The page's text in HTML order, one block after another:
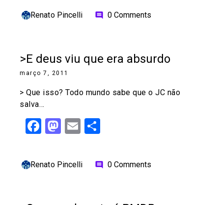
Renato Pincelli comment 0 Comments
>E deus viu que era absurdo
março 7, 2011
> Que isso? Todo mundo sabe que o JC não
salva…
Facebook
Mastodon
Email
Renato Pincelli comment 0 Comments